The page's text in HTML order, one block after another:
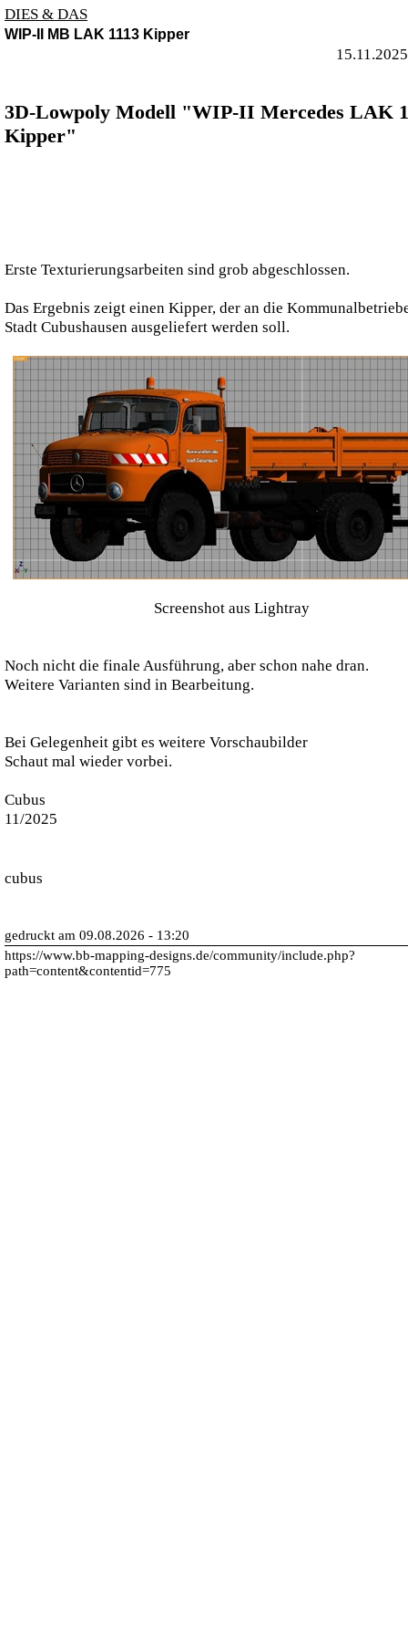
DIES & DAS
WIP-II MB LAK 1113 Kipper
3D-Lowpoly Modell "WIP-II Mercedes LAK
Kipper"
Erste Texturierungsarbeiten sind grob abgeschlossen.
Das Ergebnis zeigt einen Kipper, der an die
Stadt Cubushausen ausgeliefert werden soll.
Screenshot aus Lightray
Noch nicht die finale Ausführung, aber schon nahe dran.
Weitere Varianten sind in Bearbeitung.
Bei Gelegenheit gibt es weitere Vorschaubilder
Schaut mal wieder vorbei.
Cubus
11/2025
cubus
gedruckt am 09.08.2026 - 13:20
https://www.bb-mapping-designs.de/community/include.php?
path=content&contentid=775